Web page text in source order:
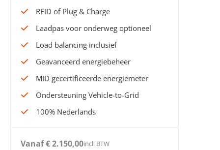
RFID of Plug & Charge
Laadpas voor onderweg optioneel
Load balancing inclusief
Geavanceerd energiebeheer
MID gecertificeerde energiemeter
Ondersteuning Vehicle-to-Grid
100% Nederlands
Vanaf € 2.150,00incl. BTW